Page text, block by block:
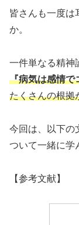
皆さんも一度は
か。
一件単なる精神
『病気は感情で
たくさんの根拠
今回は、以下の
ついて一緒に学
【参考文献】